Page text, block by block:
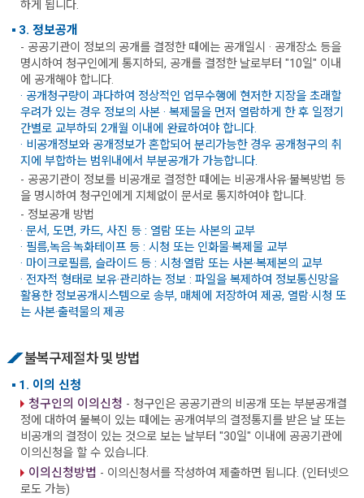
하게 됩니다.
3. 정보공개
- 공공기관이 정보의 공개를 결정한 때에는 공개일시 · 공개장소 등을
명시하여 청구인에게 통지하되, 공개를 결정한 날로부터 "10일" 이내
에 공개해야 합니다.
· 공개청구량이 과다하여 정상적인 업무수행에 현저한 지장을 초래할
우려가 있는 경우 정보의 사본 · 복제물을 먼저 열람하게 한 후 일정기
간별로 교부하되 2개월 이내에 완료하여야 합니다.
· 비공개정보와 공개정보가 혼합되어 분리가능한 경우 공개청구의 취
지에 부합하는 범위내에서 부분공개가 가능합니다.
- 공공기관이 정보를 비공개로 결정한 때에는 비공개사유·불복방법 등
을 명시하여 청구인에게 지체없이 문서로 통지하여야 합니다.
- 정보공개 방법
· 문서, 도면, 카드, 사진 등 : 열람 또는 사본의 교부
· 필름,녹음·녹화테이프 등 : 시청 또는 인화물·복제물 교부
· 마이크로필름, 슬라이드 등 : 시청·열람 또는 사본·복제본의 교부
· 전자적 형태로 보유·관리하는 정보 : 파일을 복제하여 정보통신망을
활용한 정보공개시스템으로 송부, 매체에 저장하여 제공, 열람·시청 또
는 사본·출력물의 제공
불복구제절차 및 방법
1. 이의 신청
청구인의 이의신청 - 청구인은 공공기관의 비공개 또는 부분공개결
정에 대하여 불복이 있는 때에는 공개여부의 결정통지를 받은 날 또는
비공개의 결정이 있는 것으로 보는 날부터 "30일" 이내에 공공기관에
이의신청을 할 수 있습니다.
이의신청방법 - 이의신청서를 작성하여 제출하면 됩니다. (인터넷으
로도 가능)